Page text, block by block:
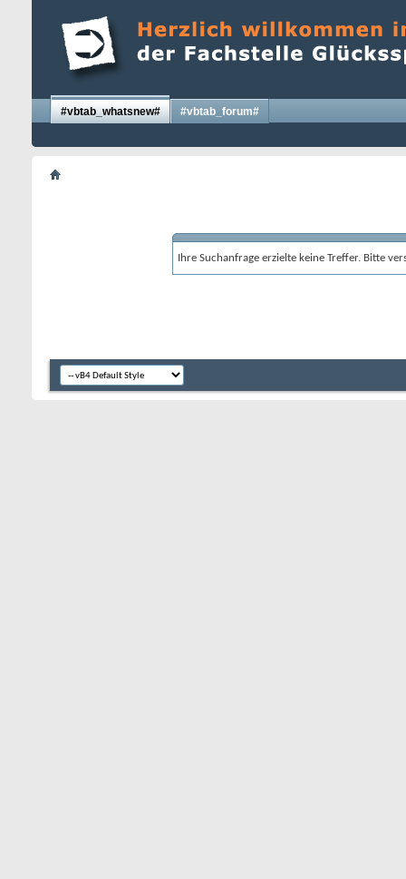
#vbtab_whatsnew# #vbtab_forum#
Ihre Suchanfrage erzielte keine Treffer. Bitte